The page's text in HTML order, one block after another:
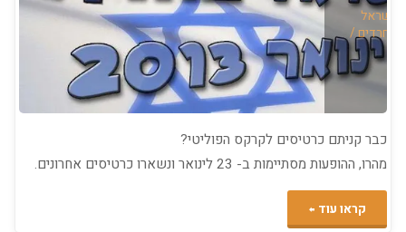
מה
עם
השתייה?"
ישראל
חרדים/
כבר קניתם כרטיסים לקרקס הפוליטי?
מהרו, ההופעות מסתיימות ב- 23 לינואר ונשארו כרטיסים אחרונים.
קראו עוד